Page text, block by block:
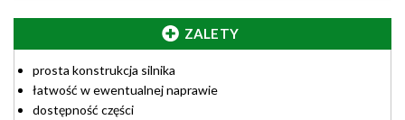
ZALETY
prosta konstrukcja silnika
łatwość w ewentualnej naprawie
dostępność części